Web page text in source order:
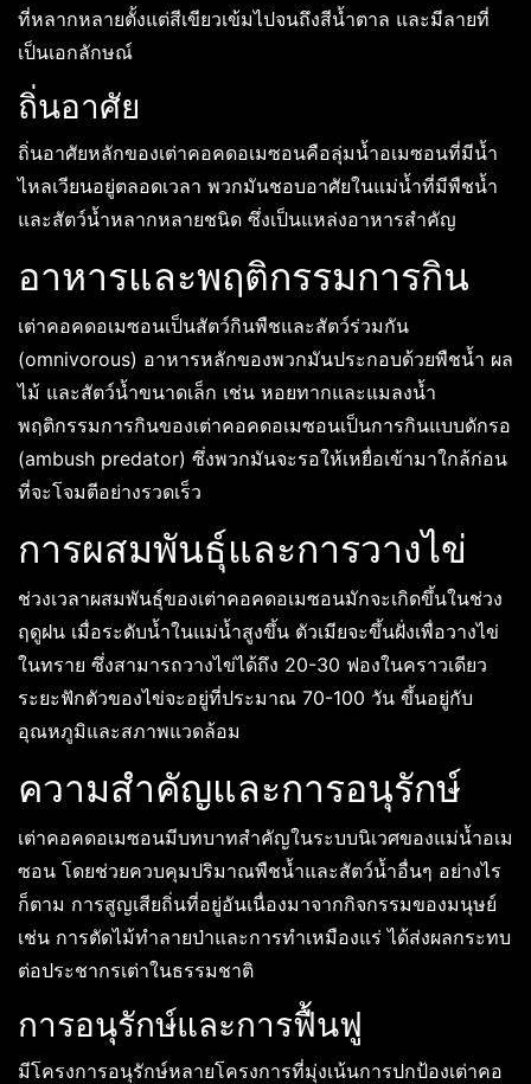
ที่หลากหลายตั้งแต่สีเขียวเข้มไปจนถึงสีน้ำตาล และมีลายที่
เป็นเอกลักษณ์
ถิ่นอาศัย
ถิ่นอาศัยหลักของเต่าคอคดอเมซอนคือลุ่มน้ำอเมซอนที่มีน้ำ
ไหลเวียนอยู่ตลอดเวลา พวกมันชอบอาศัยในแม่น้ำที่มีพืชน้ำ
และสัตว์น้ำหลากหลายชนิด ซึ่งเป็นแหล่งอาหารสำคัญ
อาหารและพฤติกรรมการกิน
เต่าคอคดอเมซอนเป็นสัตว์กินพืชและสัตว์ร่วมกัน
(omnivorous) อาหารหลักของพวกมันประกอบด้วยพืชน้ำ ผล
ไม้ และสัตว์น้ำขนาดเล็ก เช่น หอยทากและแมลงน้ำ
พฤติกรรมการกินของเต่าคอคดอเมซอนเป็นการกินแบบดักรอ
(ambush predator) ซึ่งพวกมันจะรอให้เหยื่อเข้ามาใกล้ก่อน
ที่จะโจมตีอย่างรวดเร็ว
การผสมพันธุ์และการวางไข่
ช่วงเวลาผสมพันธุ์ของเต่าคอคดอเมซอนมักจะเกิดขึ้นในช่วง
ฤดูฝน เมื่อระดับน้ำในแม่น้ำสูงขึ้น ตัวเมียจะขึ้นฝั่งเพื่อวางไข่
ในทราย ซึ่งสามารถวางไข่ได้ถึง 20-30 ฟองในคราวเดียว
ระยะฟักตัวของไข่จะอยู่ที่ประมาณ 70-100 วัน ขึ้นอยู่กับ
อุณหภูมิและสภาพแวดล้อม
ความสำคัญและการอนุรักษ์
เต่าคอคดอเมซอนมีบทบาทสำคัญในระบบนิเวศของแม่น้ำอเม
ซอน โดยช่วยควบคุมปริมาณพืชน้ำและสัตว์น้ำอื่นๆ อย่างไร
ก็ตาม การสูญเสียถิ่นที่อยู่อันเนื่องมาจากกิจกรรมของมนุษย์
เช่น การตัดไม้ทำลายป่าและการทำเหมืองแร่ ได้ส่งผลกระทบ
ต่อประชากรเต่าในธรรมชาติ
การอนุรักษ์และการฟื้นฟู
มีโครงการอนุรักษ์หลายโครงการที่มุ่งเน้นการปกป้องเต่าคอ